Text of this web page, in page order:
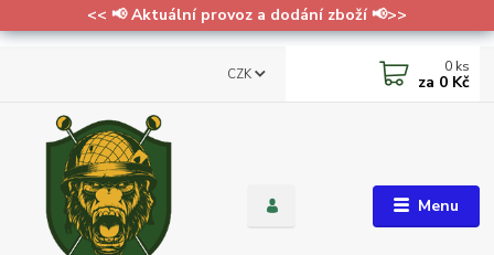
<< 📢 Aktuální provoz a dodání zboží 📢>>
Menu
CZK 0 ks
za 0 Kč